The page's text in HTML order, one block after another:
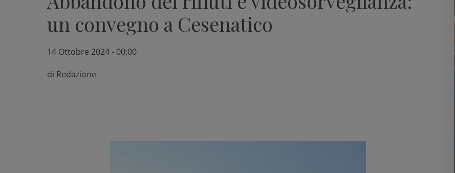
un convegno a Cesenatico
14 Ottobre 2024 - 00:00
di Redazione